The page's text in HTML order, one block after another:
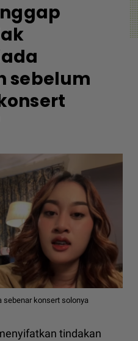
sebelum
sebenar konsert solonya
tindakan